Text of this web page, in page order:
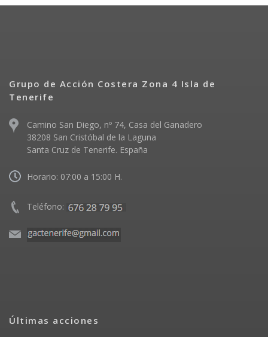
Grupo de Acción Costera Zona 4 Isla de
Tenerife
Camino San Diego, nº 74, Casa del Ganadero
38208 San Cristóbal de la Laguna
Santa Cruz de Tenerife. España
Horario: 07:00 a 15:00 H.
Teléfono:
Últimas acciones